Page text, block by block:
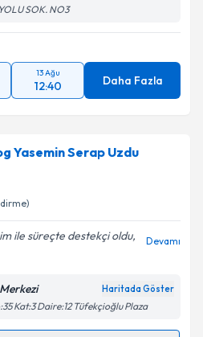
SOK. NO3
13 Ağu
12:40 Daha Fazla
Yasemin Serap Uzdu
ile süreçte destekçi oldu,
Devamı
Haritada Göster
Kat:3 Daire:12 Tüfekçioğlu Plaza